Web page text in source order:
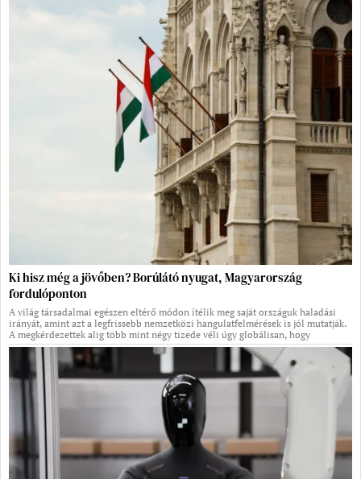
Ki hisz még a jövőben? Borúlátó nyugat, Magyarország
fordulóponton
A világ társadalmai egészen eltérő módon ítélik meg saját országuk haladási
irányát, amint azt a legfrissebb nemzetközi hangulatfelmérések is jól mutatják.
A megkérdezettek alig több mint négy tizede véli úgy globálisan, hogy